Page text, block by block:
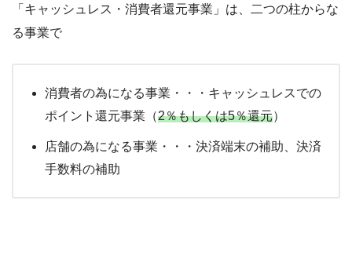
「キャッシュレス・消費者還元事業」は、二つの柱からな
る事業で
消費者の為になる事業・・・キャッシュレスでの
ポイント還元事業（2％もしくは5％還元）
店舗の為になる事業・・・決済端末の補助、決済
手数料の補助